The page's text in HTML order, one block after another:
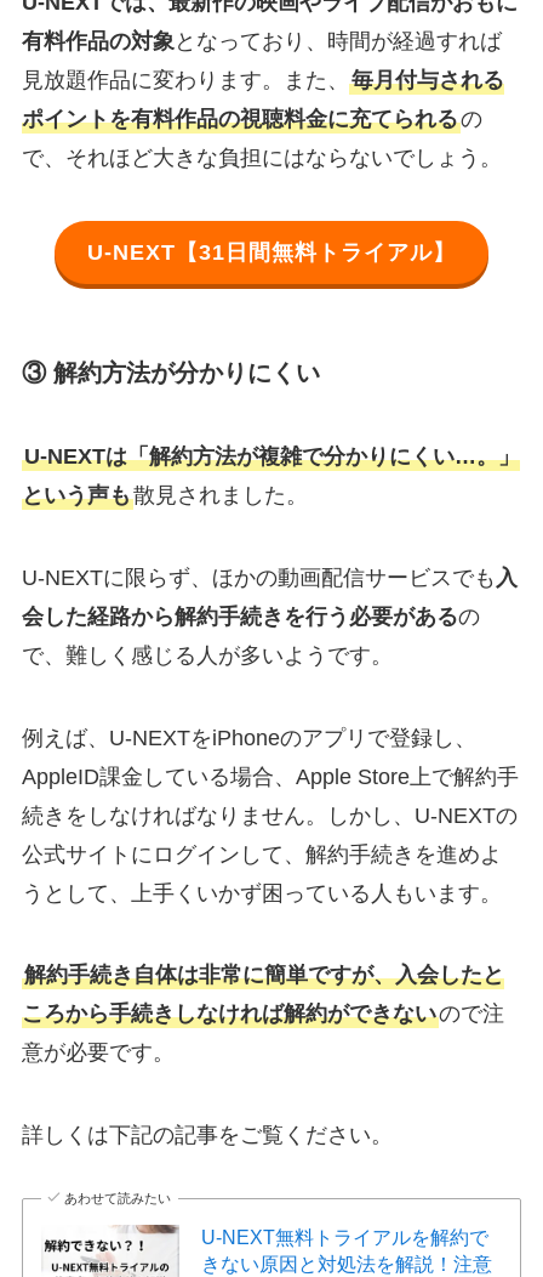
有料作品の対象 となっており、時間が経過すれば
見放題作品に変わります。また、 毎月付与される
ポイントを有料作品の視聴料金に充てられるの
で、それほど大きな負担にはならないでしょう。
U-NEXT【31日間無料トライアル】
③ 解約方法が分かりにくい
U-NEXTは「解約方法が複雑で分かりにくい…。」
という声も散見されました。
U-NEXTに限らず、ほかの動画配信サービスでも 入
会した経路から解約手続きを行う必要があるの
で、難しく感じる人が多いようです。
例えば、U-NEXTをiPhoneのアプリで登録し、
AppleID課金している場合、Apple Store上で解約手
続きをしなければなりません。しかし、U-NEXTの
公式サイトにログインして、解約手続きを進めよ
うとして、上手くいかず困っている人もいます。
解約手続き自体は非常に簡単ですが、入会したと
ころから手続きしなければ解約ができないので注
意が必要です。
詳しくは下記の記事をご覧ください。
あわせて読みたい
U-NEXT無料トライアルを解約で
きない原因と対処法を解説！注意